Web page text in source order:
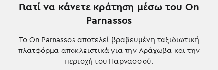
Γιατί να κάνετε κράτηση μέσω του On
Parnassos
Το On Parnassos αποτελεί βραβευμένη ταξιδιωτική
πλατφόρμα αποκλειστικά για την Αράχωβα και την
περιοχή του Παρνασσού.